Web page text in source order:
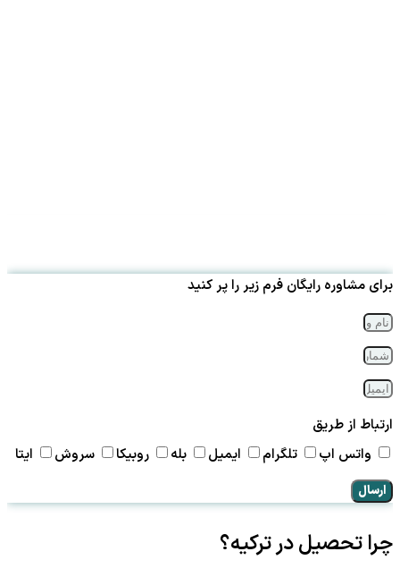
برای مشاوره رایگان فرم زیر را پر کنید
ارتباط از طریق
واتس اپ
تلگرام ایمیل بله روبیکا سروش ایتا
ارسال
چرا تحصیل در ترکیه؟